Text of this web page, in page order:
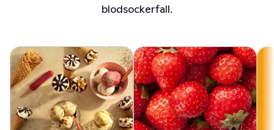
blodsockerfall.